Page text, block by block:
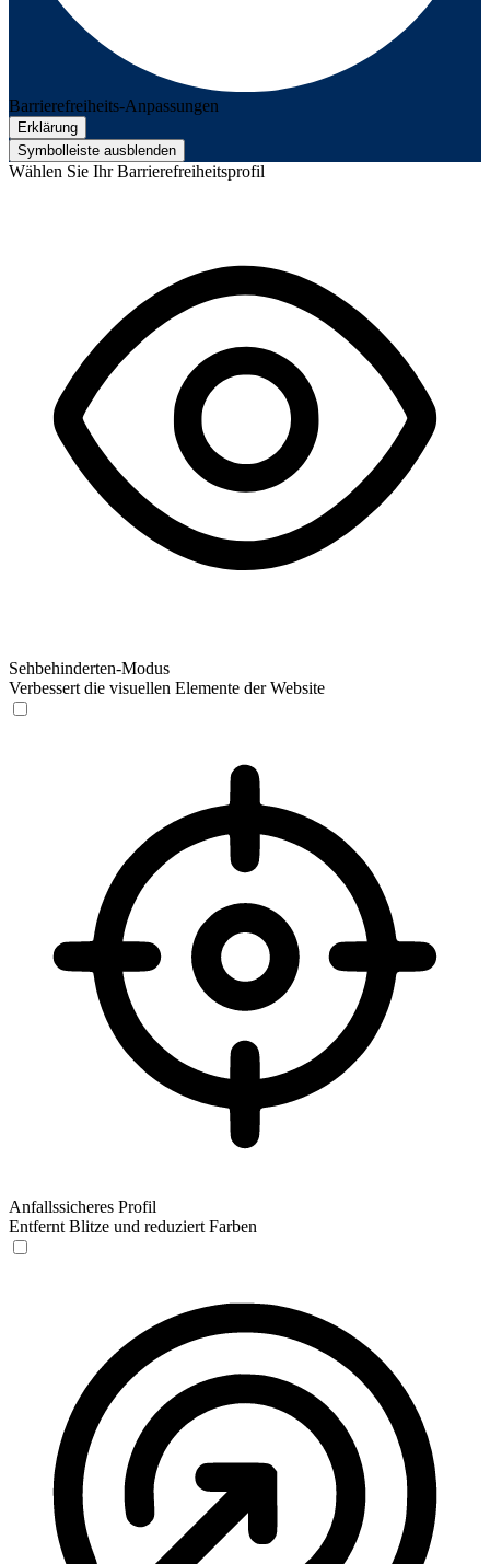
Barrierefreiheits-Anpassungen
Erklärung
Symbolleiste ausblenden
Wählen Sie Ihr Barrierefreiheitsprofil
Sehbehinderten-Modus
Verbessert die visuellen Elemente der Website
Anfallssicheres Profil
Entfernt Blitze und reduziert Farben